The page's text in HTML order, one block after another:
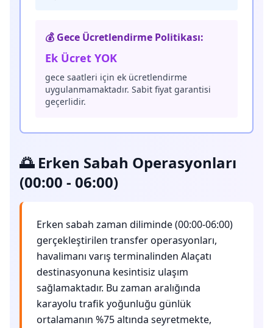
💰 Gece Ücretlendirme Politikası:
Ek Ücret YOK
gece saatleri için ek ücretlendirme
uygulanmamaktadır. Sabit fiyat garantisi
geçerlidir.
🌅 Erken Sabah Operasyonları
(00:00 - 06:00)
Erken sabah zaman diliminde (00:00-06:00)
gerçekleştirilen transfer operasyonları,
havalimanı varış terminalinden Alaçatı
destinasyonuna kesintisiz ulaşım
sağlamaktadır. Bu zaman aralığında
karayolu trafik yoğunluğu günlük
ortalamanın %75 altında seyretmekte,